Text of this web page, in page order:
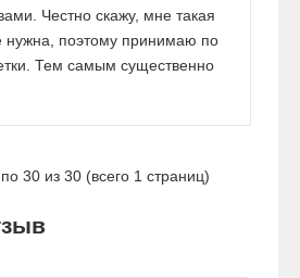
Честно скажу, мне такая
нужна, поэтому принимаю по
Тем самым существенно
30 из 30 (всего 1 страниц)